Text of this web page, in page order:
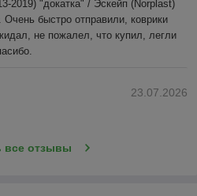
2019) "докатка" / Эскейп (Norplast)
быстро отправили, коврики
не пожалел, что купил, легли
23.07.2026
все отзывы